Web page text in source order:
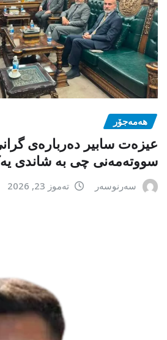
هەمەجۆر
عیزەت سابیر دەربارەی
سووتەمەنی چی بە شاندی
سەرنوسەر تەموز 23, 2026